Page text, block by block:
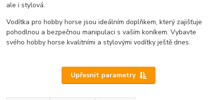
ale i stylová.
Vodítka pro hobby horse jsou ideálním doplňkem, který zajišťuje
pohodlnou a bezpečnou manipulaci s vaším koníkem. Vybavte
svého hobby horse kvalitními a stylovými vodítky ještě dnes.
Upřesnit parametry